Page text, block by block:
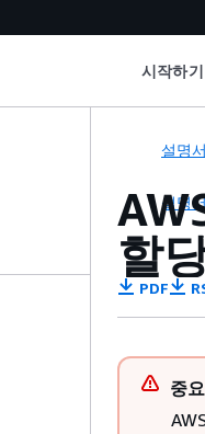
시작하기
설명서
설명
할
PDF
중요